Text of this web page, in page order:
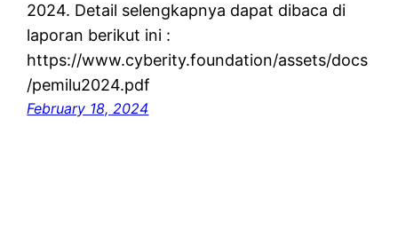
2024. Detail selengkapnya dapat dibaca di
laporan berikut ini :
https://www.cyberity.foundation/assets/docs
/pemilu2024.pdf
February 18, 2024